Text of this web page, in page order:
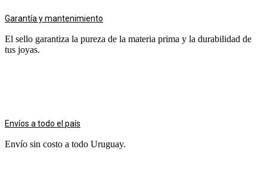
Garantía y mantenimiento
El sello garantiza la pureza de la materia prima y la durabilidad de
tus joyas.
Envíos a todo el país
Envío sin costo a todo Uruguay.